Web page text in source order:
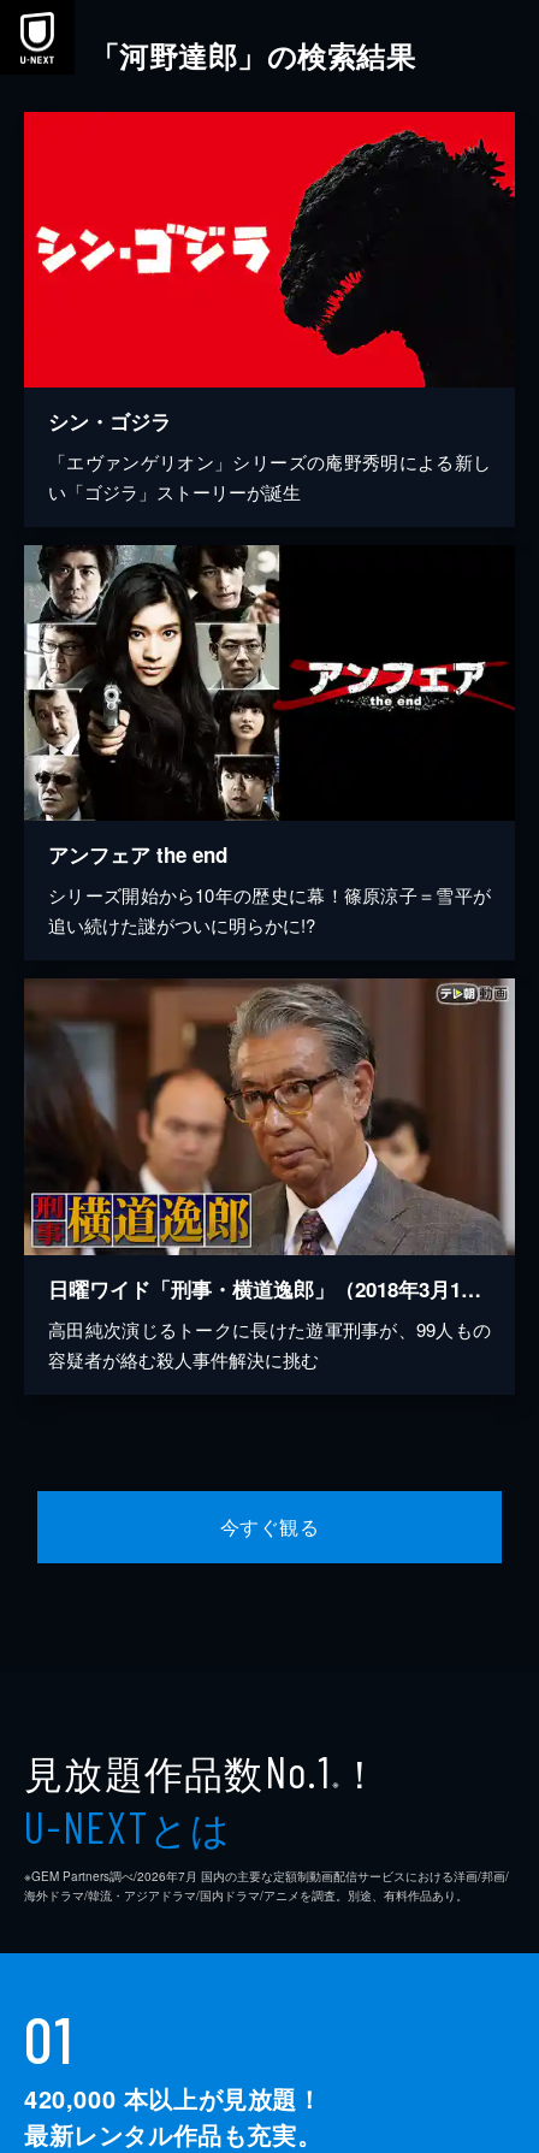
本文へスキップ
「河野達郎」の検索結果
シン・ゴジラ
「エヴァンゲリオン」シリーズの庵野秀明による新し
い「ゴジラ」ストーリーが誕生
アンフェア the end
シリーズ開始から10年の歴史に幕！篠原涼子＝雪平が
追い続けた謎がついに明らかに!?
日曜ワイド「刑事・横道逸郎」（2018年3月11日放送）
高田純次演じるトークに長けた遊軍刑事が、99人もの
容疑者が絡む殺人事件解決に挑む
今すぐ観る
見放題作品数No.1 ※ ！
U-NEXTとは
※GEM Partners調べ/2026年7⽉ 国内の主要な定額制動画配信サービスにおける洋画/邦画/
海外ドラマ/韓流・アジアドラマ/国内ドラマ/アニメを調査。別途、有料作品あり。
01
420,000 本以上が見放題！
最新レンタル作品も充実。